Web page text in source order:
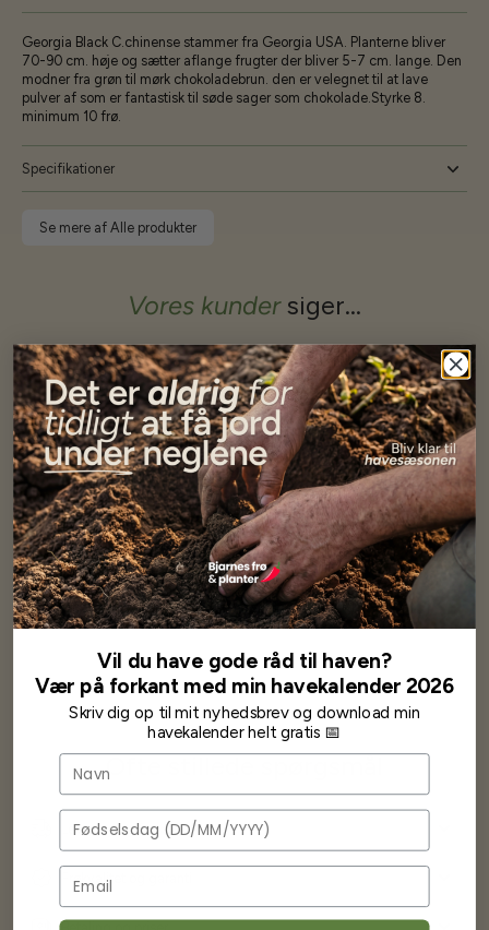
Georgia Black C.chinense stammer fra Georgia USA. Planterne bliver
70-90 cm. høje og sætter aflange frugter der bliver 5-7 cm. lange. Den
modner fra grøn til mørk chokoladebrun. den er velegnet til at lave
pulver af som er fantastisk til søde sager som chokolade.Styrke 8.
minimum 10 frø.
Specifikationer
Se mere af Alle produkter
Vores kundersiger...
Har altid kun mødt god vejledning og hjælp fra Barney (Bjarne)
Har lige i går modtaget de fineste asparges kroner med posten
wauw en god kvalitet og størrelse.
Som skrevet før når jeg har skrevet med Bjarne har jeg altid mødt
venlighed og god service.
Jeg vil klart anbefale andre at købe her fra
Karsten Larsen
Ofte stillede spørgsmål
Levering og forsendelse
Frøkvalitet og garanti
Vil du have gode råd til haven?
Vær på forkant med min havekalender 2026
Skriv dig op til mit nyhedsbrev og download min
havekalender helt gratis 📅
Navn
Fødselsdag